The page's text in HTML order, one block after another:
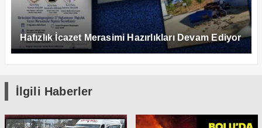
Hafızlık İcazet Merasimi Hazırlıkları Devam Ediyor
İlgili Haberler